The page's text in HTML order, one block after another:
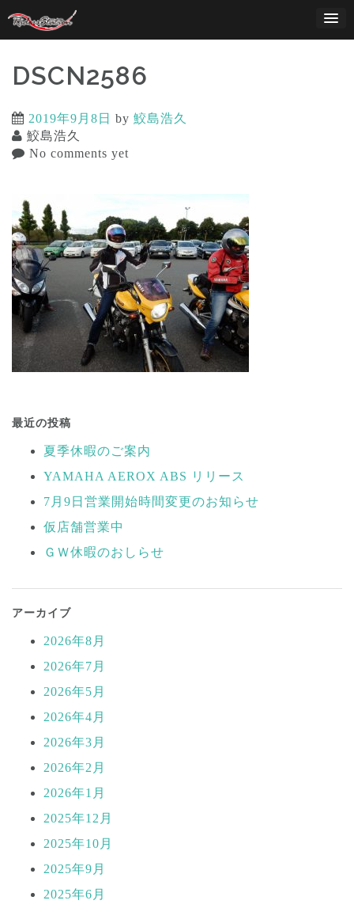
content
DSCN2586
2019年9月8日 by 鮫島浩久
鮫島浩久
No comments yet
稿
ナ
ゲ
ー
シ
ン
最近の投稿
夏季休暇のご案内
YAMAHA AEROX ABS リリース
7月9日営業開始時間変更のお知らせ
仮店舗営業中
ＧＷ休暇のおしらせ
アーカイブ
2026年8月
2026年7月
2026年5月
2026年4月
2026年3月
2026年2月
2026年1月
2025年12月
2025年10月
2025年9月
2025年6月